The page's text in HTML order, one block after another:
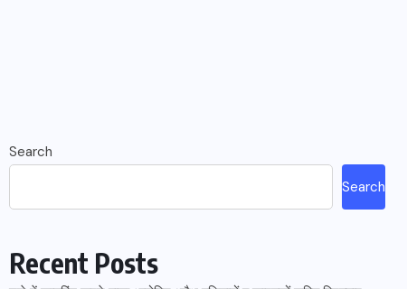
Search
Search
Recent Posts